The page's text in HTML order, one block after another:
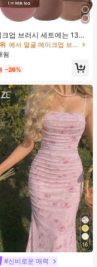
업 브러시 세트에는 13개
러시, 1개 눈물 모양 메이
, 1개 둥근 쿠션 파우더 브
삼각형 메이크업 스펀지가
습니다 - 클래식 세트. 부
부 친화적인 합성 모로 만들
. 여성과 소녀에게 완벽하
겨울에 이상적입니다.
에서 얼굴 메이크업 브러시 세트
됨
-26%
16
#신비로운 매력